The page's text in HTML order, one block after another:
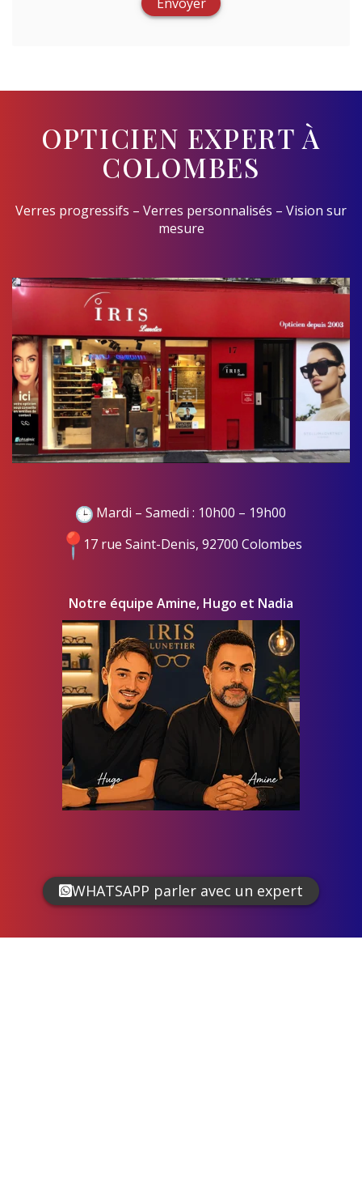
OPTICIEN EXPERT À
COLOMBES
Verres progressifs – Verres personnalisés – Vision sur
mesure
Mardi – Samedi : 10h00 – 19h00
17 rue Saint-Denis, 92700 Colombes
Notre équipe Amine, Hugo et Nadia
WHATSAPP parler avec un expert